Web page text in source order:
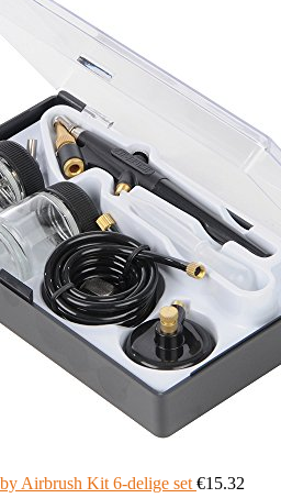
Airbrush Kit 6-delige set €15.32